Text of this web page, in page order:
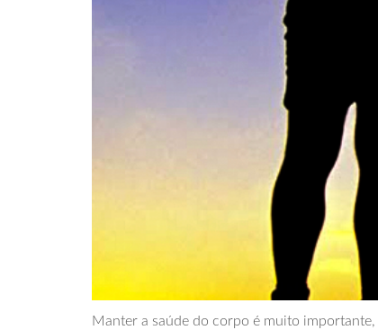
Manter a saúde do corpo é muito